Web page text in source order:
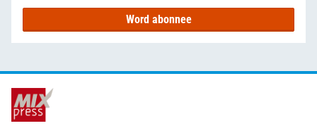
Word abonnee